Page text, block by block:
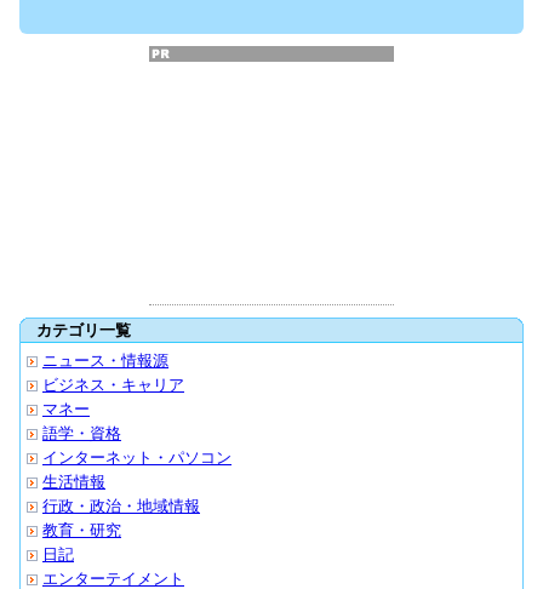
カテゴリ一覧
ニュース・情報源
ビジネス・キャリア
マネー
語学・資格
インターネット・パソコン
生活情報
行政・政治・地域情報
教育・研究
日記
エンターテイメント